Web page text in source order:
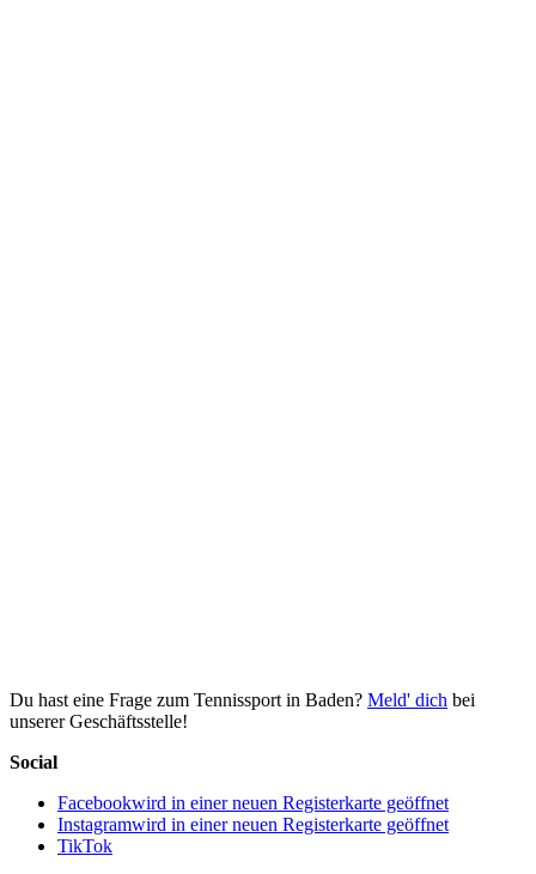
Du hast eine Frage zum Tennissport in Baden? Meld' dich bei
unserer Geschäftsstelle!
Social
Facebookwird in einer neuen Registerkarte geöffnet
Instagramwird in einer neuen Registerkarte geöffnet
TikTok